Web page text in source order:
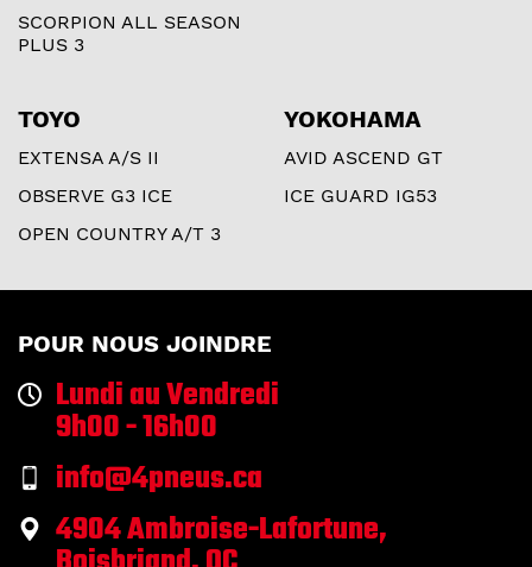
SCORPION ALL SEASON
PLUS 3
TOYO
EXTENSA A/S II
OBSERVE G3 ICE
OPEN COUNTRY A/T 3
YOKOHAMA
AVID ASCEND GT
ICE GUARD IG53
POUR NOUS JOINDRE
Lundi au Vendredi
9h00 - 16h00
info@4pneus.ca
4904 Ambroise-Lafortune,